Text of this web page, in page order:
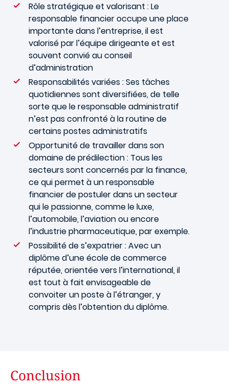
Rôle stratégique et valorisant : Le
responsable financier occupe une place
importante dans l’entreprise, il est
valorisé par l’équipe dirigeante et est
souvent convié au conseil
d’administration
Responsabilités variées : Ses tâches
quotidiennes sont diversifiées, de telle
sorte que le responsable administratif
n’est pas confronté à la routine de
certains postes administratifs
Opportunité de travailler dans son
domaine de prédilection : Tous les
secteurs sont concernés par la finance,
ce qui permet à un responsable
financier de postuler dans un secteur
qui le passionne, comme le luxe,
l’automobile, l’aviation ou encore
l’industrie pharmaceutique, par exemple.
Possibilité de s’expatrier : Avec un
diplôme d’une école de commerce
réputée, orientée vers l’international, il
est tout à fait envisageable de
convoiter un poste à l’étranger, y
compris dès l’obtention du diplôme.
Conclusion